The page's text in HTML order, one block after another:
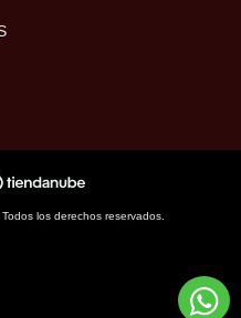
los derechos reservados.